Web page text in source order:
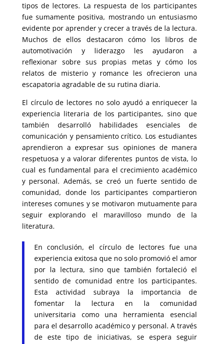
tipos de lectores. La respuesta de los participantes
fue sumamente positiva, mostrando un entusiasmo
evidente por aprender y crecer a través de la lectura.
Muchos de ellos destacaron cómo los libros de
automotivación y liderazgo les ayudaron a
reflexionar sobre sus propias metas y cómo los
relatos de misterio y romance les ofrecieron una
escapatoria agradable de su rutina diaria.
El círculo de lectores no solo ayudó a enriquecer la
experiencia literaria de los participantes, sino que
también desarrolló habilidades esenciales de
comunicación y pensamiento crítico. Los estudiantes
aprendieron a expresar sus opiniones de manera
respetuosa y a valorar diferentes puntos de vista, lo
cual es fundamental para el crecimiento académico
y personal. Además, se creó un fuerte sentido de
comunidad, donde los participantes compartieron
intereses comunes y se motivaron mutuamente para
seguir explorando el maravilloso mundo de la
literatura.
En conclusión, el círculo de lectores fue una
experiencia exitosa que no solo promovió el amor
por la lectura, sino que también fortaleció el
sentido de comunidad entre los participantes.
Esta actividad subraya la importancia de
fomentar la lectura en la comunidad
universitaria como una herramienta esencial
para el desarrollo académico y personal. A través
de este tipo de iniciativas, se espera seguir